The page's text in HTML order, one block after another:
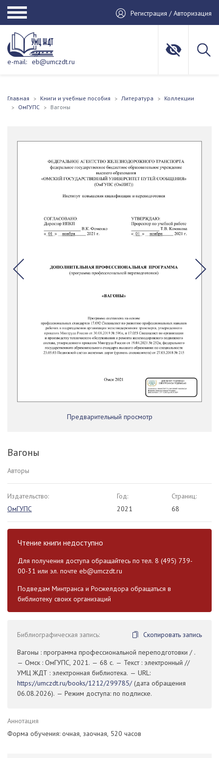
Регистрация / Авторизация
e-mail: eb@umczdt.ru
Главная Книги и учебные пособия Литература
Коллекции
ОмГУПС
Вагоны
Предварительный просмотр
Вагоны
Авторы
Издательство:
ОмГУПС
Год:
2021
Страниц:
68
Чтение книги недоступно
Для получения доступа обращайтесь по тел. 8 (495) 739-
00-31 или эл. почте eb@umczdt.ru
Подведам Минтранса и Росжелдора обращаться в
библиотеку своих организаций
Библиографическая запись:
Скопировать запись
Вагоны : программа профессиональной переподготовки / .
— Омск : ОмГУПС, 2021. — 68 с. — Текст : электронный //
УМЦ ЖДТ : электронная библиотека. — URL:
https://umczdt.ru/books/1212/299785/(дата обращения
06.08.2026). — Режим доступа: по подписке.
Аннотация
Форма обучения: очная, заочная, 520 часов